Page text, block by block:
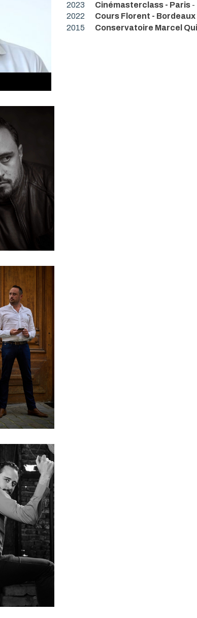
2023 Cinémasterclass - Paris -
2022
Cours Florent - Bordeaux
2015
Conservatoire Marcel